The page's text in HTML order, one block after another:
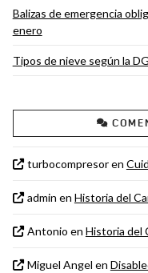
Balizas de emergencia
enero
Tipos de nieve según la
turbocompresoren
admin en Historia del
Antonio en Historia del
Miguel Angel en